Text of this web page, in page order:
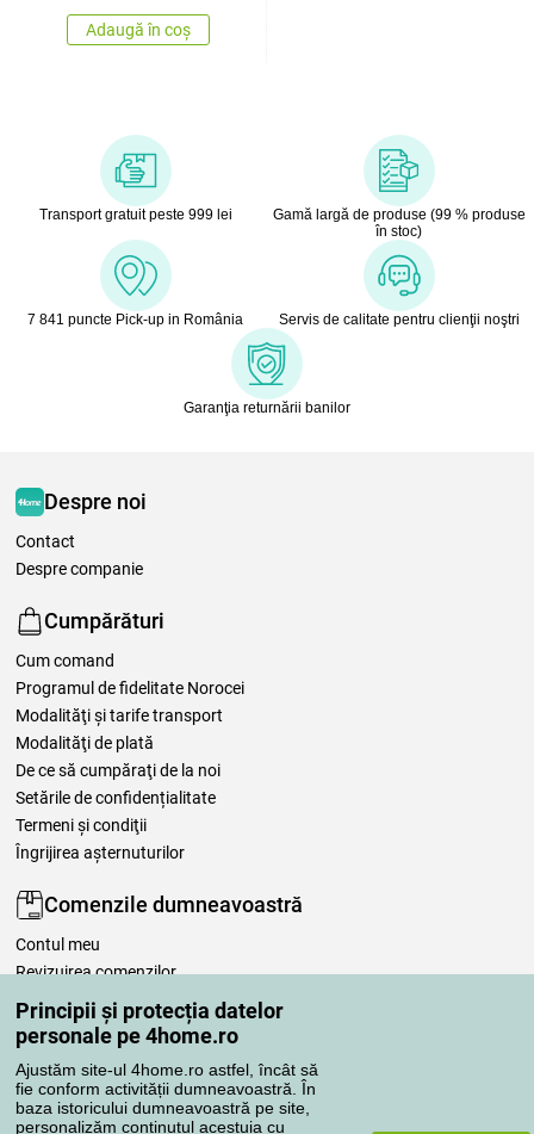
Principii și protecția datelor
personale pe 4home.ro
Ajustăm site-ul 4home.ro astfel, încât să
fie conform activității dumneavoastră. În
baza istoricului dumneavoastră pe site,
personalizăm conținutul acestuia cu
Adaugă în coș
Transport gratuit peste 999 lei
Gamă largă de produse (99 % produse
în stoc)
7 841 puncte Pick-up in România Servis de calitate pentru clienţii noştri
Garanţia returnării banilor
Despre noi
Contact
Despre companie
Cumpărături
Cum comand
Programul de fidelitate Norocei
Modalităţi şi tarife transport
Modalităţi de plată
De ce să cumpăraţi de la noi
Setările de confidențialitate
Termeni şi condiţii
Îngrijirea așternuturilor
Comenzile dumneavoastră
Contul meu
Revizuirea comenzilor
Reclamaţii
Retragere de la contract
Regulile de procesare a recenziilor
Metode de transport